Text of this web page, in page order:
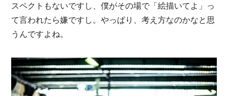
スペクトもないですし、僕がその場で「絵描いてよ」っ
て言われたら嫌ですし。やっぱり、考え方なのかなと思
うんですよね。